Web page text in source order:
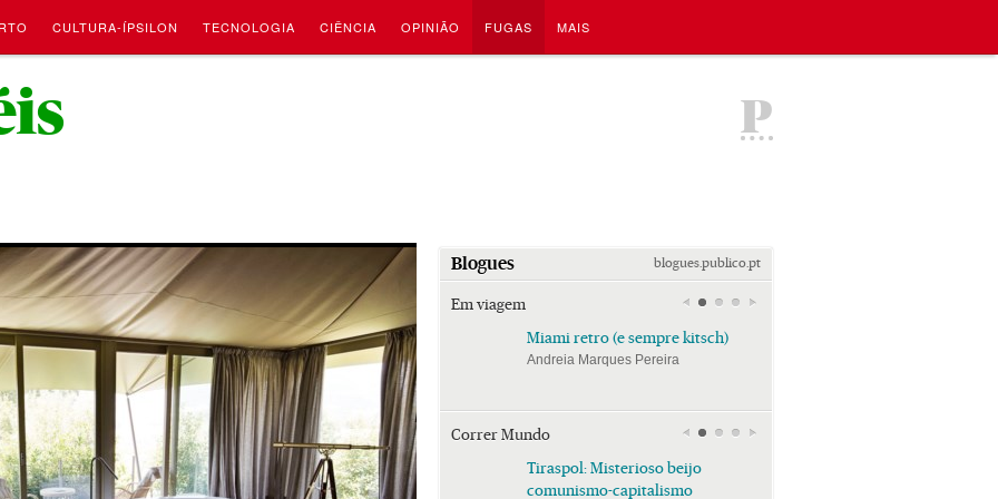
CULTURA-ÍPSILON TECNOLOGIA CIÊNCIA OPINIÃO FUGAS MAIS
P
Blogues blogues.publico.pt
Em viagem
Miami retro (e sempre kitsch)
Andreia Marques Pereira
Correr Mundo
Tiraspol: Misterioso beijo
comunismo-capitalismo